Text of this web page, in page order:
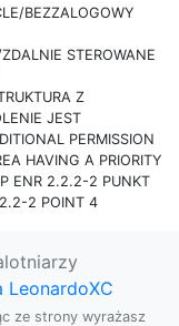
BEZZALOGOWY
STEROWANE
Z
JEST
PERMISSION
HAVING A PRIORITY
ENR 2.2.2-2 PUNKT
2 POINT 4
LeonardoXC
ze strony wyrażasz